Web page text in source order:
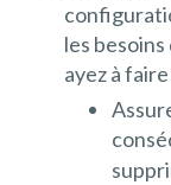
les
ayez à